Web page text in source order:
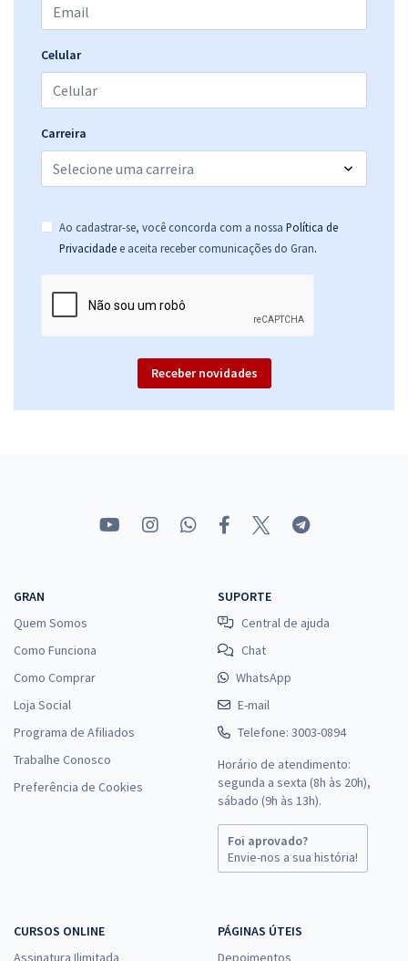
Celular
Carreira
Ao cadastrar-se, você concorda com a nossa Política de
Privacidade e aceita receber comunicações do Gran.
Receber novidades
GRAN
Quem Somos
Como Funciona
Como Comprar
Loja Social
Programa de Afiliados
Trabalhe Conosco
Preferência de Cookies
SUPORTE
Central de ajuda
Chat
WhatsApp
E-mail
Telefone: 3003-0894
Horário de atendimento:
segunda a sexta (8h às 20h),
sábado (9h às 13h).
Foi aprovado?
Envie-nos a sua história!
CURSOS ONLINE
Assinatura Ilimitada
PÁGINAS ÚTEIS
Depoimentos